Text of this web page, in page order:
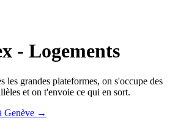
- Logements
les grandes plateformes, on s'occupe des
et on t'envoie ce qui en sort.
Genève →